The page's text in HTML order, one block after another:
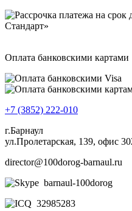
Оплата банковскими картами
+7 (3852) 222-010
г.Барнаул
ул.Пролетарская, 139, офис
director@100dorog-barnaul.ru
barnaul-100dorog
32985283